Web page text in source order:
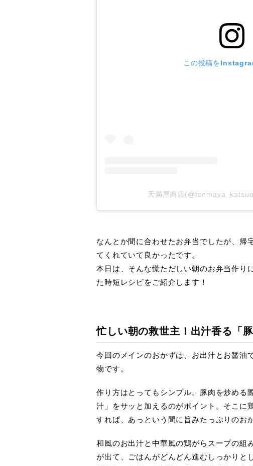
この投稿を
天満屋商店
なんとか間に合わせたお弁当でしたが、帰
てくれていて良かったです。
本日は、そんな慌ただしい朝のお弁当作り
た時短レシピをご紹介します！
忙しい朝の救世主！出汁香る「
今回のメインのおかずは、お出汁とお醤油
物です。
作り方はとってもシンプル。豚肉を炒める
汁」をサッと加えるのがポイント。そこに
すれば、あっという間に旨みたっぷりのお
和風のお出汁と中華風の鶏がらスープの組
が出て、ごはんがどんどん進むしっかりと